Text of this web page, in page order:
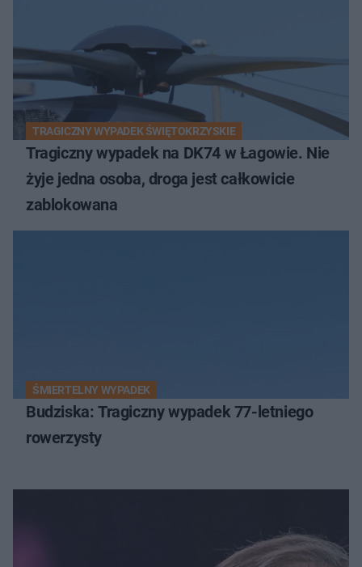
TRAGICZNY WYPADEK ŚWIĘTOKRZYSKIE
Tragiczny wypadek na DK74 w Łagowie. Nie
żyje jedna osoba, droga jest całkowicie
zablokowana
ŚMIERTELNY WYPADEK
Budziska: Tragiczny wypadek 77-letniego
rowerzysty